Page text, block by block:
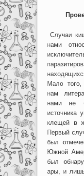
Случаи
нами
Мало
нам
нами не
источника
клещей в
Первый
был
Южной
был
ары, и